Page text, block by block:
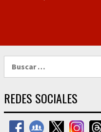
REDES SOCIALES